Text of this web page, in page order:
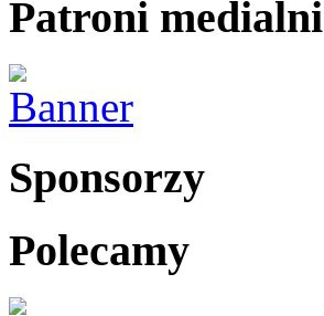
Patroni medialni
Sponsorzy
Polecamy